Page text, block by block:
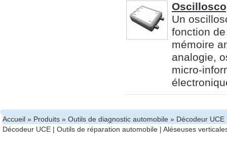
Un
fonction
mémoire
analogie,
micro-
Accueil » Produits » Outils de diagnostic automobile » Décodeur UCE
Décodeur UCE | Outils de réparation automobile | Aléseuses